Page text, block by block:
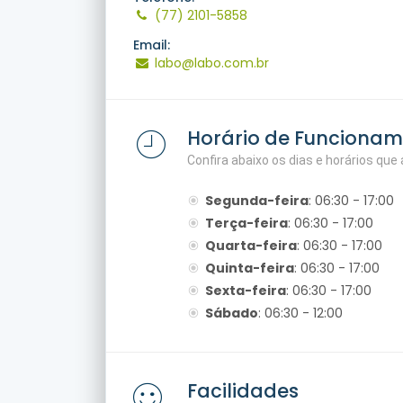
(77) 2101-5858
Email:
labo@labo.com.br
Horário de
Confira abaixo os dias e horários que
Segunda-feira: 06:30 - 17:00
Terça-feira: 06:30 - 17:00
Quarta-feira: 06:30 - 17:00
Quinta-feira: 06:30 - 17:00
Sexta-feira: 06:30 - 17:00
Sábado: 06:30 - 12:00
Facilidades